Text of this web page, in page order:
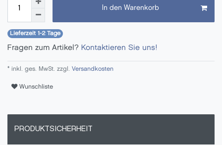
In den Warenkorb
Lieferzeit 1-2 Tage
Fragen zum Artikel? Kontaktieren Sie uns!
* inkl. ges. MwSt. zzgl. Versandkosten
Wunschliste
PRODUKTSICHERHEIT